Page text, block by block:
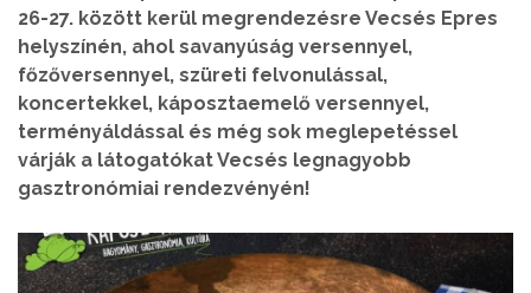
26-27. között kerül megrendezésre Vecsés Epres
helyszínén, ahol savanyúság versennyel,
főzőversennyel, szüreti felvonulással,
koncertekkel, káposztaemelő versennyel,
terményáldással és még sok meglepetéssel
várják a látogatókat Vecsés legnagyobb
gasztronómiai rendezvényén!